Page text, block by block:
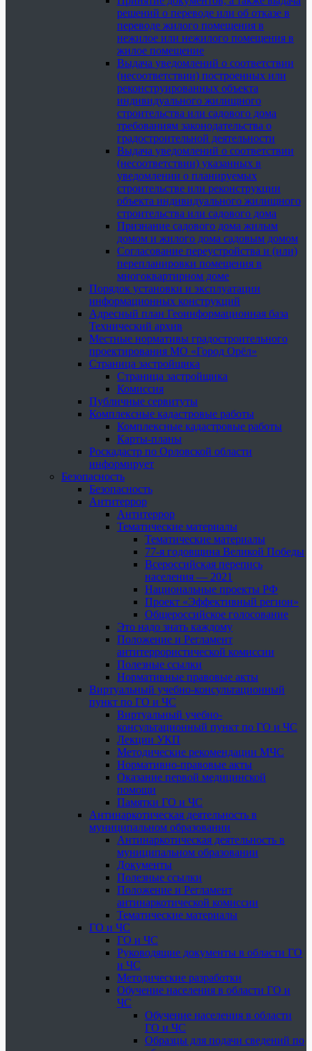
решений о переводе или об отказе в
переводе жилого помещения в
нежилое или нежилого помещения в
жилое помещение
Выдача уведомлений о соответствии
(несоответствии) построенных или
реконструированных объекта
индивидуального жилищного
строительства или садового дома
требованиям законодательства о
градостроительной деятельности
Выдача уведомлений о соответствии
(несоответствии) указанных в
уведомлении о планируемых
строительстве или реконструкции
объекта индивидуального жилищного
строительства или садового дома
Признание садового дома жилым
домом и жилого дома садовым домом
Согласование переустройства и (или)
перепланировки помещения в
многоквартирном доме
Порядок установки и эксплуатации
информационных конструкций
Адресный план Геоинформационная база
Технический архив
Местные нормативы градостроительного
проектирования МО «Город Орёл»
Страница застройщика
Страница застройщика
Комиссия
Публичные сервитуты
Комплексные кадастровые работы
Комплексные кадастровые работы
Карты-планы
Роскадастр по Орловской области
информирует
Безопасность
Безопасность
Антитеррор
Антитеррор
Тематические материалы
Тематические материалы
77-я годовщина Великой Победы
Всероссийская перепись
населения — 2021
Национальные проекты РФ
Проект «Эффективный регион»
Общероссийское голосование
Это надо знать каждому
Положение и Регламент
антитеррористической комиссии
Полезные ссылки
Нормативные правовые акты
Виртуальный учебно-консультационный
пункт по ГО и ЧС
Виртуальный учебно-
консультационный пункт по ГО и ЧС
Лекции УКП
Методические рекомендации МЧС
Нормативно-правовые акты
Оказание первой медицинской
помощи
Памятки ГО и ЧС
Антинаркотическая деятельность в
муниципальном образовании
Антинаркотическая деятельность в
муниципальном образовании
Документы
Полезные ссылки
Положение и Регламент
антинаркотической комиссии
Тематические материалы
ГО и ЧС
ГО и ЧС
Руководящие документы в области ГО
и ЧС
Методические разработки
Обучение населения в области ГО и
ЧС
Обучение населения в области
ГО и ЧС
Образцы для подачи сведений по